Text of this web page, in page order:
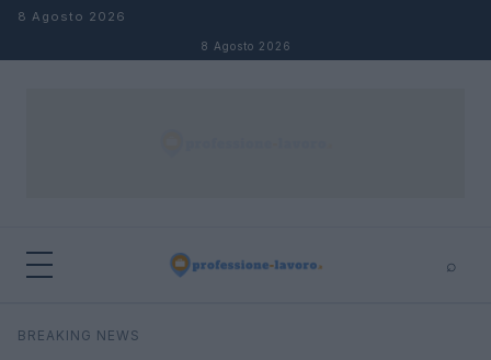
Salta al contenuto
8 Agosto 2026
8 Agosto 2026
⌕
Cerca
BREAKING NEWS